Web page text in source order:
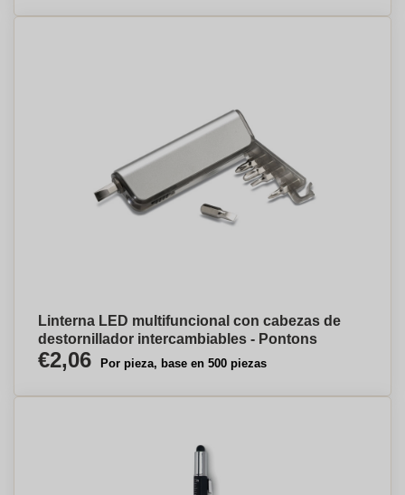
Linterna LED multifuncional con cabezas de
destornillador intercambiables - Pontons
€2,06 Por pieza, base en 500 piezas